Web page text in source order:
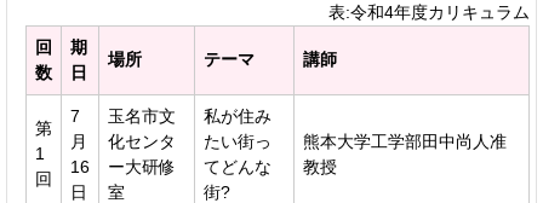
表:令和4年度カリキュラム
回
数
期
日
場所 テーマ 講師
第
1
回
7
月
16
日
玉名市文
化センタ
ー大研修
室
私が住み
たい街っ
てどんな
街?
熊本大学工学部田中尚人准
教授